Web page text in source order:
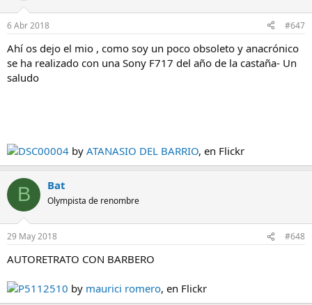
6 Abr 2018 #647
Ahí os dejo el mio , como soy un poco obsoleto y anacrónico
se ha realizado con una Sony F717 del año de la castaña- Un
saludo
DSC00004 by ATANASIO DEL BARRIO, en Flickr
B Bat
Olympista de renombre
29 May 2018 #648
AUTORETRATO CON BARBERO
P5112510 by maurici romero, en Flickr